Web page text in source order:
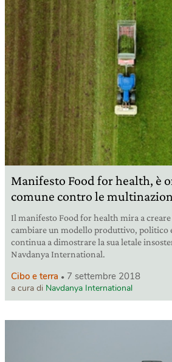
Manifesto Food for health, è
comune contro le
Il manifesto Food for health mira a
cambiare un modello produttivo, politico
continua a dimostrare la sua letale
Navdanya International.
Cibo e terra 7 settembre 2018
a cura di Navdanya International